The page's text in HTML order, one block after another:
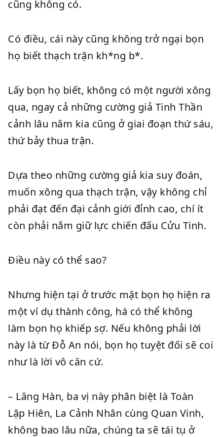
cũng không có.
Có điều, cái này cũng không trở ngại bọn
họ biết thạch trận kh*ng b*.
Lấy bọn họ biết, không có một người xông
qua, ngay cả những cường giả Tinh Thần
cảnh lâu năm kia cũng ở giai đoạn thứ sáu,
thứ bảy thua trận.
Dựa theo những cường giả kia suy đoán,
muốn xông qua thạch trận, vậy không chỉ
phải đạt đến đại cảnh giới đỉnh cao, chí ít
còn phải nắm giữ lực chiến đấu Cửu Tinh.
Điều này có thể sao?
Nhưng hiện tại ở trước mặt bọn họ hiện ra
một ví dụ thành công, há có thể không
làm bọn họ khiếp sợ. Nếu không phải lời
này là từ Đỗ An nói, bọn họ tuyệt đối sẽ coi
như là lời vô căn cứ.
– Lăng Hàn, ba vị này phân biệt là Toàn
Lập Hiên, La Cảnh Nhân cùng Quan Vinh,
không bao lâu nữa, chúng ta sẽ tái tụ ở